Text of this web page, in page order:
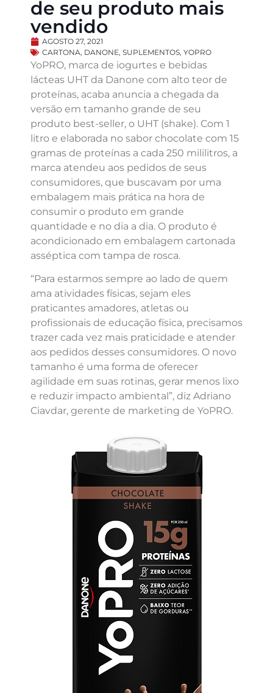
de seu produto mais
vendido
AGOSTO 27, 2021
CARTONA, DANONE, SUPLEMENTOS, YOPRO
YoPRO, marca de iogurtes e bebidas
lácteas UHT da Danone com alto teor de
proteínas, acaba anuncia a chegada da
versão em tamanho grande de seu
produto best-seller, o UHT (shake). Com 1
litro e elaborada no sabor chocolate com 15
gramas de proteínas a cada 250 mililitros, a
marca atendeu aos pedidos de seus
consumidores, que buscavam por uma
embalagem mais prática na hora de
consumir o produto em grande
quantidade e no dia a dia. O produto é
acondicionado em embalagem cartonada
asséptica com tampa de rosca.
“Para estarmos sempre ao lado de quem
ama atividades físicas, sejam eles
praticantes amadores, atletas ou
profissionais de educação física, precisamos
trazer cada vez mais praticidade e atender
aos pedidos desses consumidores. O novo
tamanho é uma forma de oferecer
agilidade em suas rotinas, gerar menos lixo
e reduzir impacto ambiental”, diz Adriano
Ciavdar, gerente de marketing de YoPRO.